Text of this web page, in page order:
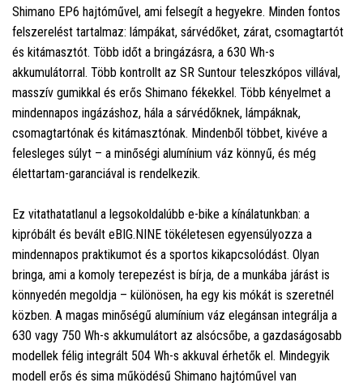
Shimano EP6 hajtóművel, ami felsegít a hegyekre. Minden fontos
felszerelést tartalmaz: lámpákat, sárvédőket, zárat, csomagtartót
és kitámasztót. Több időt a bringázásra, a 630 Wh-s
akkumulátorral. Több kontrollt az SR Suntour teleszkópos villával,
masszív gumikkal és erős Shimano fékekkel. Több kényelmet a
mindennapos ingázáshoz, hála a sárvédőknek, lámpáknak,
csomagtartónak és kitámasztónak. Mindenből többet, kivéve a
felesleges súlyt – a minőségi alumínium váz könnyű, és még
élettartam-garanciával is rendelkezik.
Ez vitathatatlanul a legsokoldalúbb e-bike a kínálatunkban: a
kipróbált és bevált eBIG.NINE tökéletesen egyensúlyozza a
mindennapos praktikumot és a sportos kikapcsolódást. Olyan
bringa, ami a komoly terepezést is bírja, de a munkába járást is
könnyedén megoldja – különösen, ha egy kis mókát is szeretnél
közben. A magas minőségű alumínium váz elegánsan integrálja a
630 vagy 750 Wh-s akkumulátort az alsócsőbe, a gazdaságosabb
modellek félig integrált 504 Wh-s akkuval érhetők el. Mindegyik
modell erős és sima működésű Shimano hajtóművel van